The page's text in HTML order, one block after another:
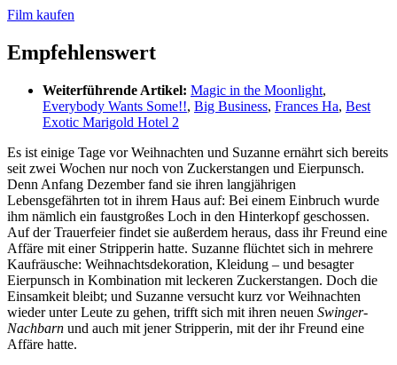
Film kaufen
Empfehlenswert
Weiterführende Artikel: Magic in the Moonlight,
Everybody Wants Some!!, Big Business, Frances Ha, Best
Exotic Marigold Hotel 2
Es ist einige Tage vor Weihnachten und Suzanne ernährt sich bereits
seit zwei Wochen nur noch von Zuckerstangen und Eierpunsch.
Denn Anfang Dezember fand sie ihren langjährigen
Lebensgefährten tot in ihrem Haus auf: Bei einem Einbruch wurde
ihm nämlich ein faustgroßes Loch in den Hinterkopf geschossen.
Auf der Trauerfeier findet sie außerdem heraus, dass ihr Freund eine
Affäre mit einer Stripperin hatte. Suzanne flüchtet sich in mehrere
Kaufräusche: Weihnachtsdekoration, Kleidung – und besagter
Eierpunsch in Kombination mit leckeren Zuckerstangen. Doch die
Einsamkeit bleibt; und Suzanne versucht kurz vor Weihnachten
wieder unter Leute zu gehen, trifft sich mit ihren neuen Swinger-
Nachbarn und auch mit jener Stripperin, mit der ihr Freund eine
Affäre hatte.